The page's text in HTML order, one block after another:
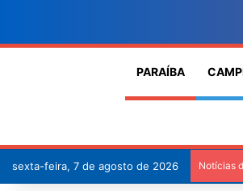
PARAÍBA
sexta-feira, 7 de agosto de 2026 Notícias